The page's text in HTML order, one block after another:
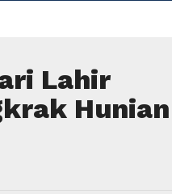
Lahir
Hunian